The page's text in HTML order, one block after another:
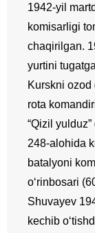
1942-yil
komisarligi
chaqirilgan.
yurtini
Kurskni
rota
“Qizil
248-alohida
batalyoni
o‘rinbosari
Shuvayev
kechib